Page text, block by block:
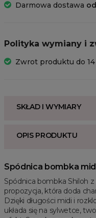
Darmowa dostawa
Polityka wymiany i
Zwrot produktu do
SKŁAD I WYMIARY
OPIS PRODUKTU
Spódnica bombka
Spódnica bombka Shiloh
propozycja, która doda
Dzięki długości midi i
układa się na sylwetce,